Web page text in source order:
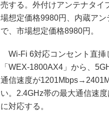
売する。外付けアンテナタイ
場想定価格9980円、内蔵ア
で、市場想定価格8980円。
Wi-Fi 6対応コンセント直挿
「WEX-1800AX4」から、
通信速度が
い。2.4GHz帯の最大通信速
に対応する。